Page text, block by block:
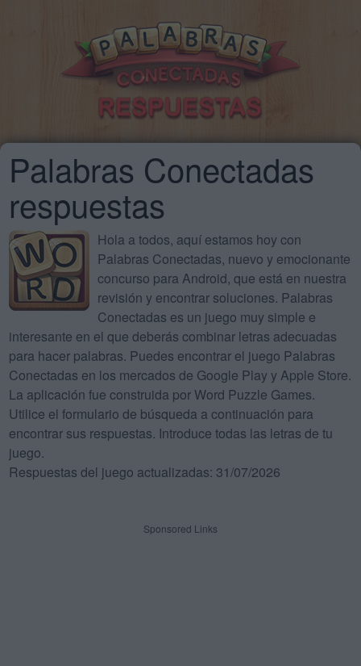
Palabras Conectadas
respuestas
Hola a todos, aquí estamos hoy con
Palabras Conectadas, nuevo y emocionante
concurso para Android, que está en nuestra
revisión y encontrar soluciones. Palabras
Conectadas es un juego muy simple e
interesante en el que deberás combinar letras adecuadas
para hacer palabras. Puedes encontrar el juego Palabras
Conectadas en los mercados de Google Play y Apple Store.
La aplicación fue construida por Word Puzzle Games.
Utilice el formulario de búsqueda a continuación para
encontrar sus respuestas. Introduce todas las letras de tu
juego.
Respuestas del juego actualizadas: 31/07/2026
Sponsored Links